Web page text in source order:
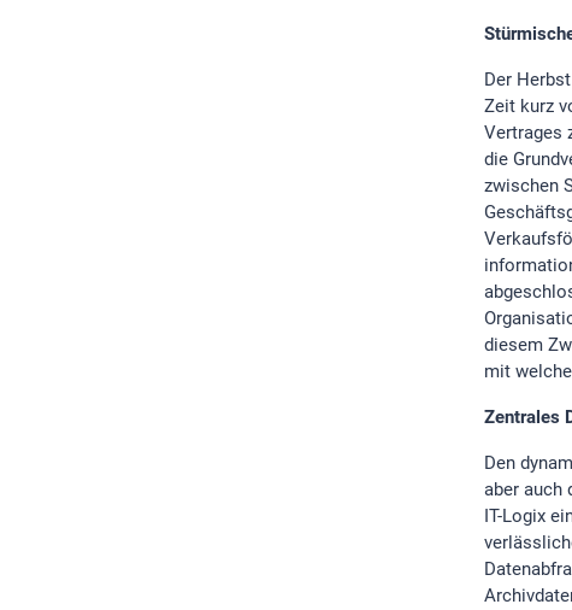
Der
Zeit kurz
Vertrages
die
zwischen
diesem
mit
Zentrales
Den
aber auch
IT-Logix